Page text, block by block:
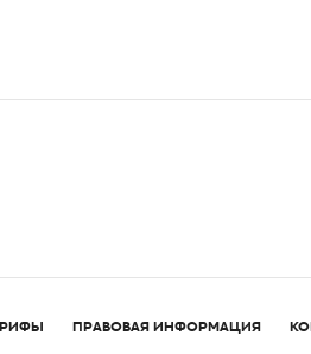
ПРАВОВАЯ ИНФОРМАЦИЯ